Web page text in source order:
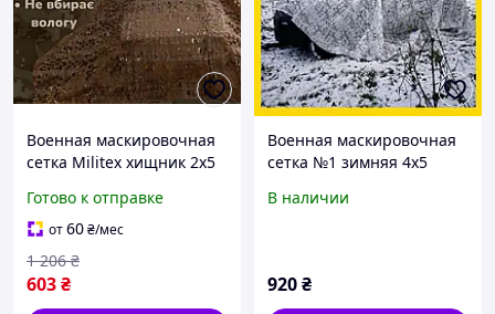
Военная маскировочная
сетка Militex хищник 2х5
Готово к отправке
от60₴/мес
603₴
1 206 ₴
Военная маскировочная
сетка №1 зимняя 4х5
В наличии
920₴